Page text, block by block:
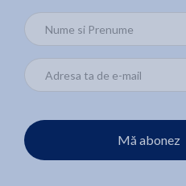
Mă abonez